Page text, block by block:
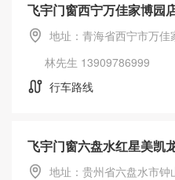
飞宇门窗西宁万佳家博园
地址：青海省西宁市万佳
林先生 13909786999
行车路线
飞宇门窗六盘水红星美凯
地址：贵州省六盘水市钟